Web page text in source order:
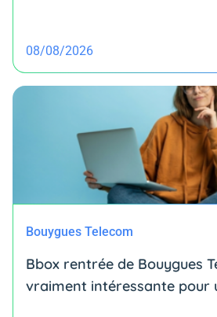
08/08/2026
Bouygues Telecom
Bbox rentrée de Bouygues
vraiment intéressante pour